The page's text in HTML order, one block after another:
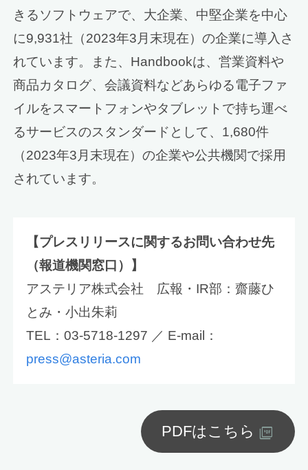
きるソフトウェアで、大企業、中堅企業を中心
に9,931社（2023年3月末現在）の企業に導入さ
れています。また、Handbookは、営業資料や
商品カタログ、会議資料などあらゆる電子ファ
イルをスマートフォンやタブレットで持ち運べ
るサービスのスタンダードとして、1,680件
（2023年3月末現在）の企業や公共機関で採用
されています。
【プレスリリースに関するお問い合わせ先
（報道機関窓口）】
アステリア株式会社 広報・IR部：齋藤ひ
とみ・小出朱莉
TEL：03-5718-1297 ／ E-mail：
press@asteria.com
PDFはこちら